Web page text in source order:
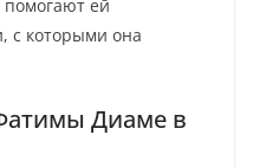
помогают ей
с которыми она
Диаме в